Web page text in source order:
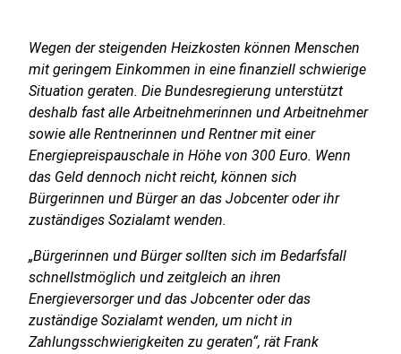
Wegen der steigenden Heizkosten können Menschen
mit geringem Einkommen in eine finanziell schwierige
Situation geraten. Die Bundesregierung unterstützt
deshalb fast alle Arbeitnehmerinnen und Arbeitnehmer
sowie alle Rentnerinnen und Rentner mit einer
Energiepreispauschale in Höhe von 300 Euro. Wenn
das Geld dennoch nicht reicht, können sich
Bürgerinnen und Bürger an das Jobcenter oder ihr
zuständiges Sozialamt wenden.
„Bürgerinnen und Bürger sollten sich im Bedarfsfall
schnellstmöglich und zeitgleich an ihren
Energieversorger und das Jobcenter oder das
zuständige Sozialamt wenden, um nicht in
Zahlungsschwierigkeiten zu geraten“, rät Frank